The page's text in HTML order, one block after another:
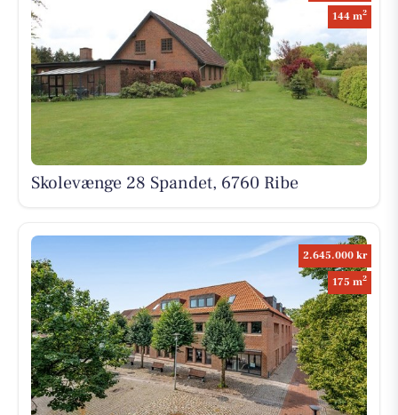
144 m2
Skolevænge 28 Spandet, 6760 Ribe
2.645.000 kr
175 m2